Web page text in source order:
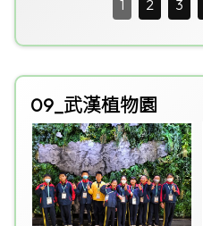
1 2 3
09_武漢植物園